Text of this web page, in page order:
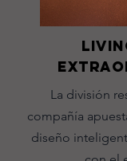
La división
compañía
diseño